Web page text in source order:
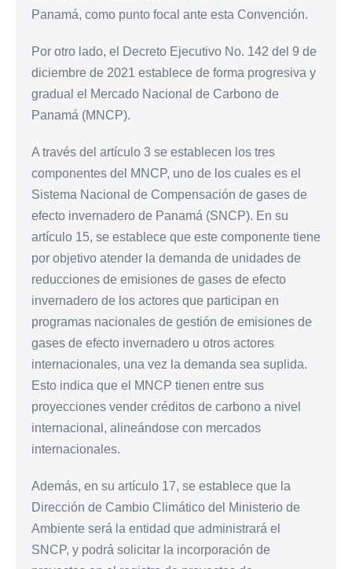
Panamá, como punto focal ante esta Convención.
Por otro lado, el Decreto Ejecutivo No. 142 del 9 de
diciembre de 2021 establece de forma progresiva y
gradual el Mercado Nacional de Carbono de
Panamá (MNCP).
A través del artículo 3 se establecen los tres
componentes del MNCP, uno de los cuales es el
Sistema Nacional de Compensación de gases de
efecto invernadero de Panamá (SNCP). En su
artículo 15, se establece que este componente tiene
por objetivo atender la demanda de unidades de
reducciones de emisiones de gases de efecto
invernadero de los actores que participan en
programas nacionales de gestión de emisiones de
gases de efecto invernadero u otros actores
internacionales, una vez la demanda sea suplida.
Esto indica que el MNCP tienen entre sus
proyecciones vender créditos de carbono a nivel
internacional, alineándose con mercados
internacionales.
Además, en su artículo 17, se establece que la
Dirección de Cambio Climático del Ministerio de
Ambiente será la entidad que administrará el
SNCP, y podrá solicitar la incorporación de